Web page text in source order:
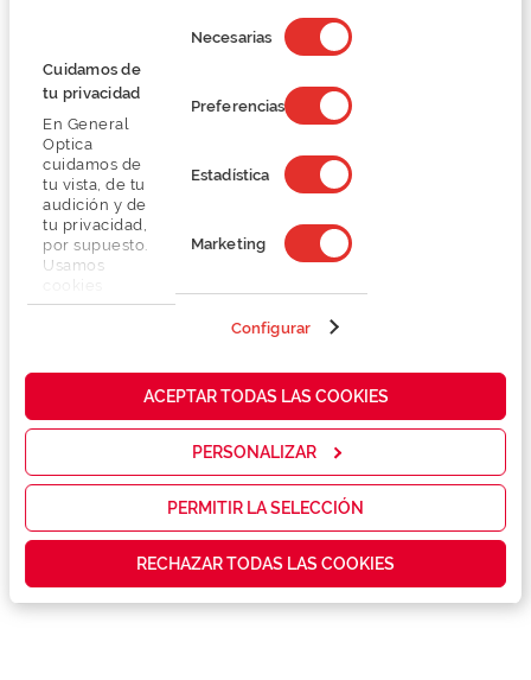
Cuidamos de
tu privacidad
En General
Optica
cuidamos de
tu vista, de tu
audición y de
tu privacidad,
por supuesto.
Usamos
propias y de
cómo mejorar
servicios y
las
que realmente
contenidos
personalizados
de
consentimiento
Necesarias
Preferencias
Estadística
Marketing
Configurar
ACEPTAR TODAS LAS COOKIES
PERSONALIZAR
PERMITIR LA SELECCIÓN
RECHAZAR TODAS LAS COOKIES
O preço inclui apenas a armação
129,00 €
Conselhos
Garantias e serviços exclusivos